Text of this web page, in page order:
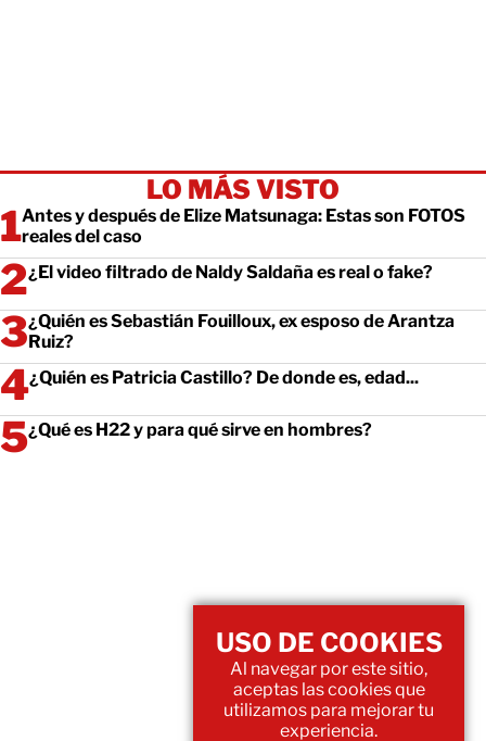
LO MÁS VISTO
Antes y después de Elize Matsunaga: Estas son FOTOS
reales del caso
¿El video filtrado de Naldy Saldaña es real o fake?
¿Quién es Sebastián Fouilloux, ex esposo de Arantza
Ruiz?
¿Quién es Patricia Castillo? De donde es, edad...
¿Qué es H22 y para qué sirve en hombres?
USO DE COOKIES
Al navegar por este sitio,
aceptas las cookies que
utilizamos para mejorar tu
experiencia.